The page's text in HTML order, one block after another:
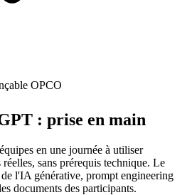
OPCO
: prise en main
en une journée à utiliser
sans prérequis technique. Le
l'IA générative, prompt engineering
documents des participants.